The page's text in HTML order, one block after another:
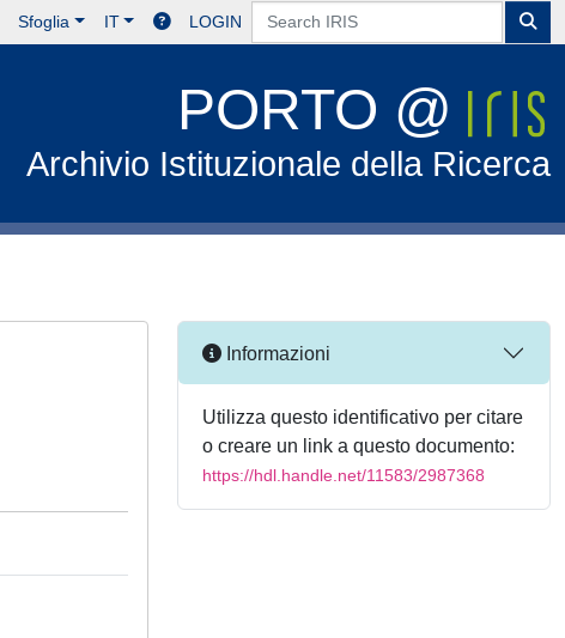
Sfoglia IT LOGIN
PORTO @
Archivio Istituzionale della Ricerca
Informazioni
Utilizza questo identificativo per citare
o creare un link a questo documento:
https://hdl.handle.net/11583/2987368